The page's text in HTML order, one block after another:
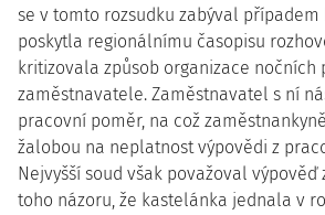
se v tomto rozsudku zabýval případem
poskytla regionálnímu časopisu
kritizovala způsob organizace nočních
zaměstnavatele. Zaměstnavatel s ní
pracovní poměr, na což
žalobou na neplatnost výpovědi z
Nejvyšší soud však považoval výpověď
toho názoru, že kastelánka jednala v